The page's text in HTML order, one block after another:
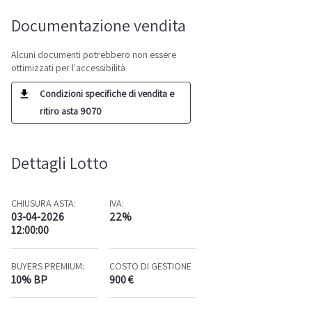
Documentazione vendita
Alcuni documenti potrebbero non essere
ottimizzati per l'accessibilità
Condizioni specifiche di vendita e
ritiro asta 9070
Dettagli Lotto
CHIUSURA ASTA:
03-04-2026
12:00:00
IVA:
22%
BUYERS PREMIUM:
10% BP
COSTO DI GESTIONE
900 €